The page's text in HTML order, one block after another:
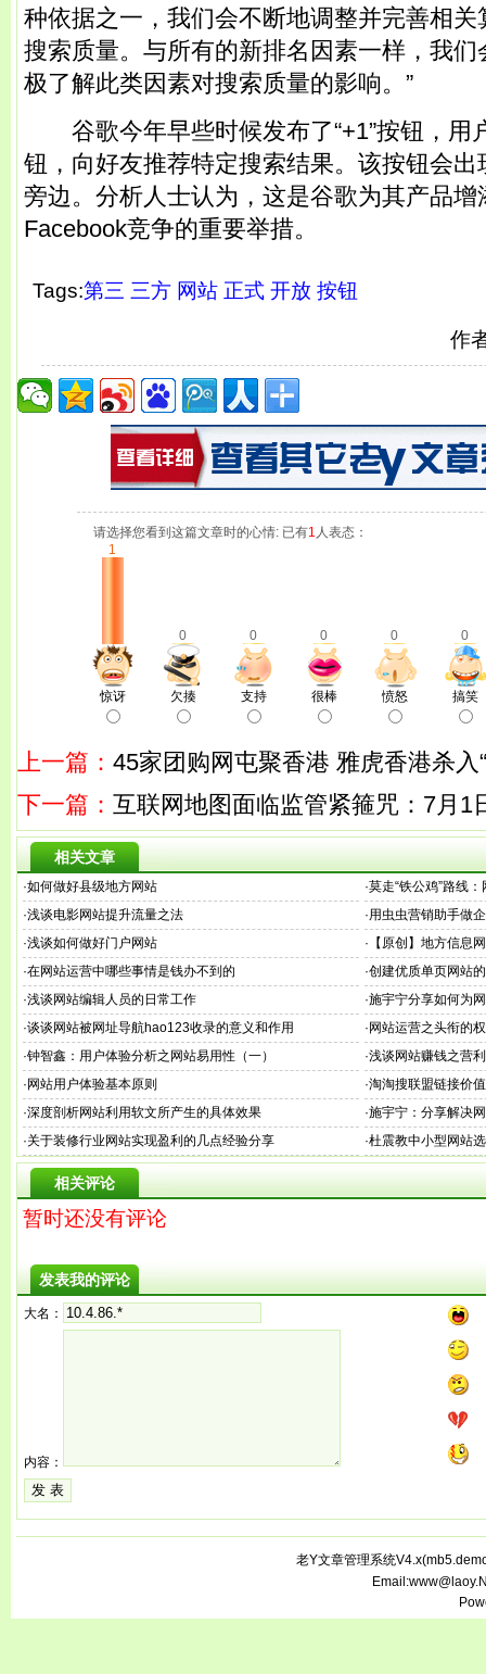
种依据之一，我们会不断地调整并完善相
搜索质量。与所有的新排名因素一样，我们
极了解此类因素对搜索质量的影响。”
谷歌今年早些时候发布了“+1”按钮，用
钮，向好友推荐特定搜索结果。该按钮会
旁边。分析人士认为，这是谷歌为其产品
Facebook竞争的重要举措。
Tags:第三 三方 网站 正式 开放 按钮
作
请选择您看到这篇文章时的心情: 已有1 人表态：
1
0 0 0 0 0
惊讶 欠揍 支持 很棒 愤怒 搞笑
上一篇： 45家团购网屯聚香港 雅虎香港杀入
下一篇： 互联网地图面临监管紧箍咒：7月1
相关文章
·如何做好县级地方网站 ·莫走“铁公鸡”路线
·浅谈电影网站提升流量之法 ·用虫虫营销助手做
·浅谈如何做好门户网站 · 【原创】地方信息
·在网站运营中哪些事情是钱办不到的 ·创建优质单页网站
·浅谈网站编辑人员的日常工作 ·施宇宁分享如何为
·谈谈网站被网址导航hao123收录的意义和作用 · 网站运营之头衔的
·钟智鑫：用户体验分析之网站易用性（一） ·浅谈网站赚钱之营
· 网站用户体验基本原则 ·淘淘搜联盟链接价
·深度剖析网站利用软文所产生的具体效果 ·施宇宁：分享解决
·关于装修行业网站实现盈利的几点经验分享 ·杜震教中小型网站
相关评论
暂时还没有评论
发表我的评论
大名：
内容：
老Y文章管理系统V4.x(